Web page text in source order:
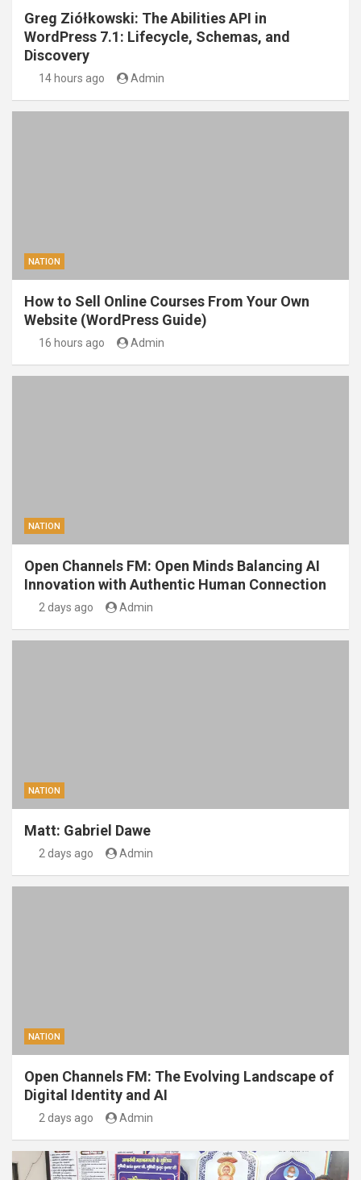
Greg Ziółkowski: The Abilities API in
WordPress 7.1: Lifecycle, Schemas, and
Discovery
14 hours ago Admin
NATION
How to Sell Online Courses From Your Own
Website (WordPress Guide)
16 hours ago Admin
NATION
Open Channels FM: Open Minds Balancing AI
Innovation with Authentic Human Connection
2 days ago Admin
NATION
Matt: Gabriel Dawe
2 days ago Admin
NATION
Open Channels FM: The Evolving Landscape of
Digital Identity and AI
2 days ago Admin